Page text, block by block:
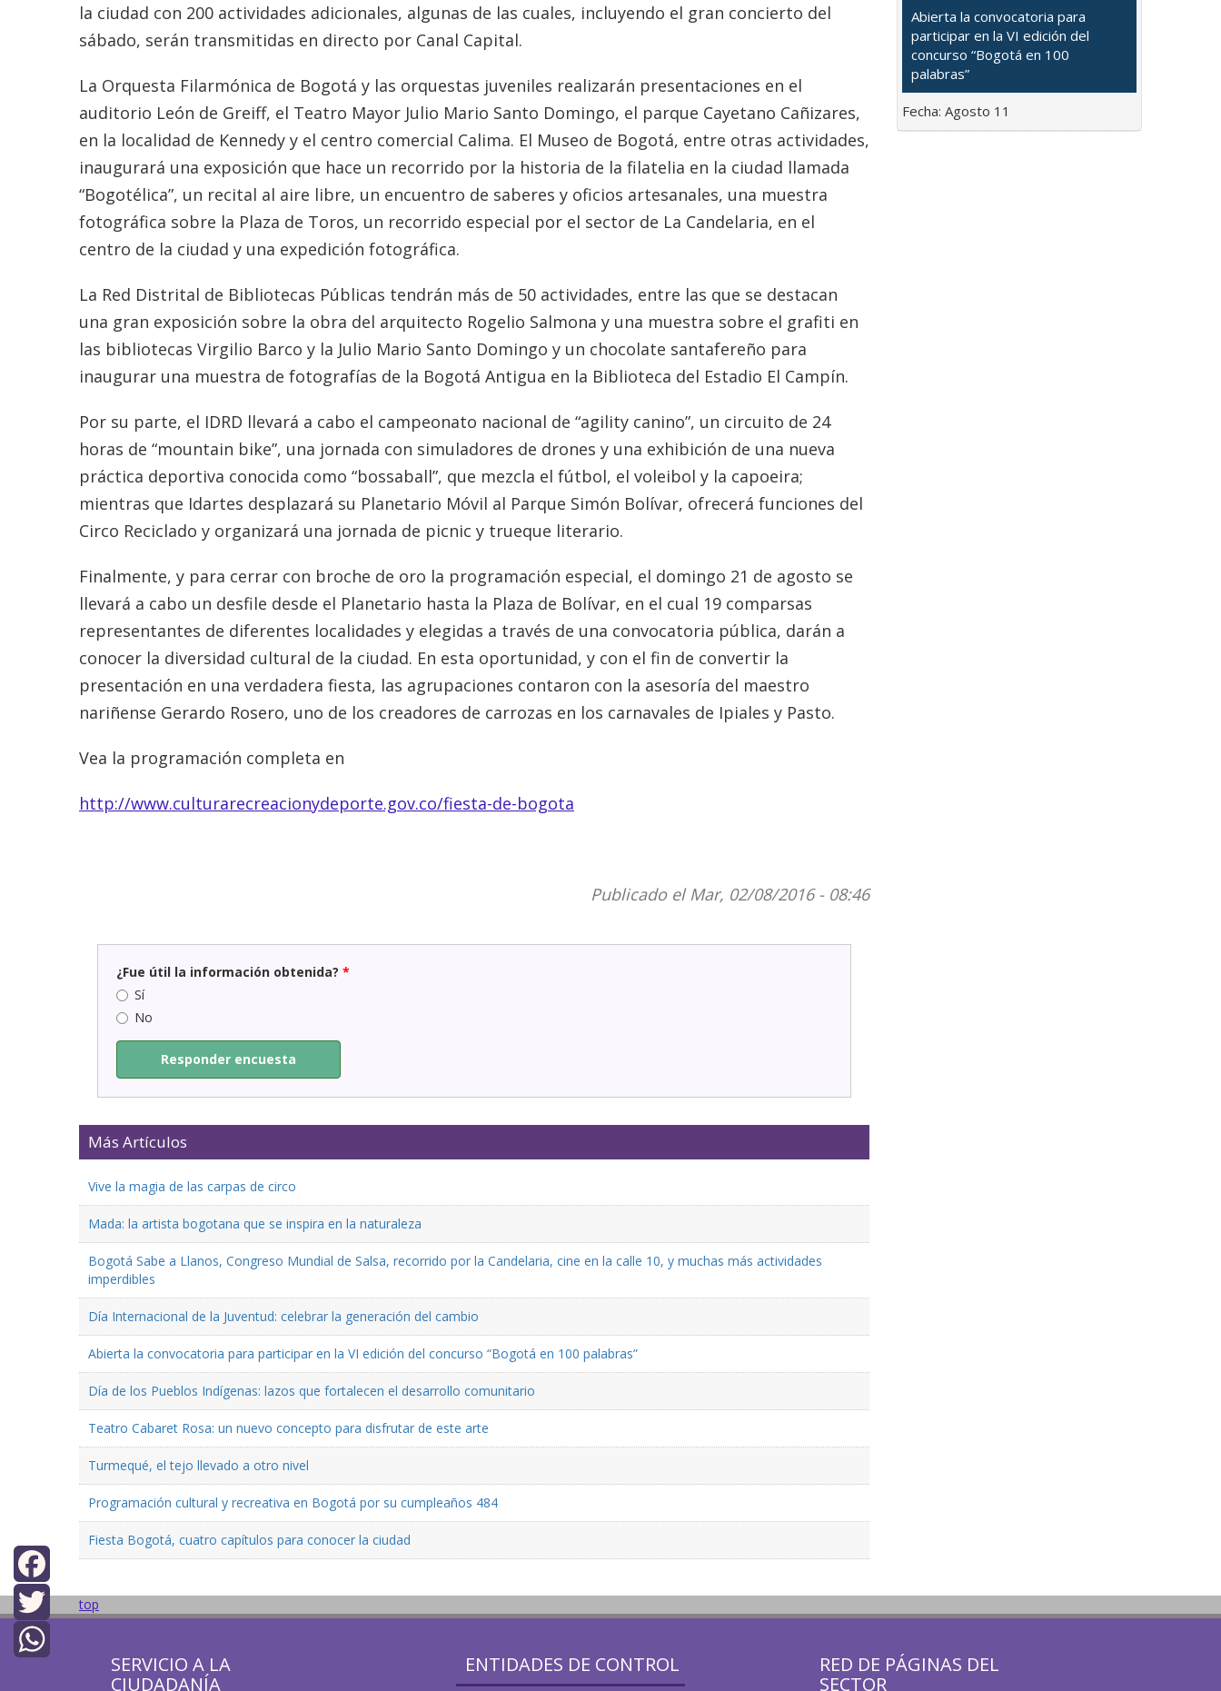
la ciudad con 200 actividades adicionales, algunas de las cuales, incluyendo el gran concierto del
sábado, serán transmitidas en directo por Canal Capital.
La Orquesta Filarmónica de Bogotá y las orquestas juveniles realizarán presentaciones en el
auditorio León de Greiff, el Teatro Mayor Julio Mario Santo Domingo, el parque Cayetano Cañizares,
en la localidad de Kennedy y el centro comercial Calima. El Museo de Bogotá, entre otras actividades,
inaugurará una exposición que hace un recorrido por la historia de la filatelia en la ciudad llamada
“Bogotélica”, un recital al aire libre, un encuentro de saberes y oficios artesanales, una muestra
fotográfica sobre la Plaza de Toros, un recorrido especial por el sector de La Candelaria, en el
centro de la ciudad y una expedición fotográfica.
La Red Distrital de Bibliotecas Públicas tendrán más de 50 actividades, entre las que se destacan
una gran exposición sobre la obra del arquitecto Rogelio Salmona y una muestra sobre el grafiti en
las bibliotecas Virgilio Barco y la Julio Mario Santo Domingo y un chocolate santafereño para
inaugurar una muestra de fotografías de la Bogotá Antigua en la Biblioteca del Estadio El Campín.
Por su parte, el IDRD llevará a cabo el campeonato nacional de “agility canino”, un circuito de 24
horas de “mountain bike”, una jornada con simuladores de drones y una exhibición de una nueva
práctica deportiva conocida como “bossaball”, que mezcla el fútbol, el voleibol y la capoeira;
mientras que Idartes desplazará su Planetario Móvil al Parque Simón Bolívar, ofrecerá funciones del
Circo Reciclado y organizará una jornada de picnic y trueque literario.
Finalmente, y para cerrar con broche de oro la programación especial, el domingo 21 de agosto se
llevará a cabo un desfile desde el Planetario hasta la Plaza de Bolívar, en el cual 19 comparsas
representantes de diferentes localidades y elegidas a través de una convocatoria pública, darán a
conocer la diversidad cultural de la ciudad. En esta oportunidad, y con el fin de convertir la
presentación en una verdadera fiesta, las agrupaciones contaron con la asesoría del maestro
nariñense Gerardo Rosero, uno de los creadores de carrozas en los carnavales de Ipiales y Pasto.
Vea la programación completa en
http://www.culturarecreacionydeporte.gov.co/fiesta-de-bogota
Publicado el Mar, 02/08/2016 - 08:46
Facebook
Twitter
¿Fue útil la información obtenida? *
Sí
No
Responder encuesta
Más Artículos
Vive la magia de las carpas de circo
Mada: la artista bogotana que se inspira en la naturaleza
Bogotá Sabe a Llanos, Congreso Mundial de Salsa, recorrido por la Candelaria, cine en la calle 10, y muchas más actividades
imperdibles
Día Internacional de la Juventud: celebrar la generación del cambio
Abierta la convocatoria para participar en la VI edición del concurso “Bogotá en 100 palabras”
Día de los Pueblos Indígenas: lazos que fortalecen el desarrollo comunitario
Teatro Cabaret Rosa: un nuevo concepto para disfrutar de este arte
Turmequé, el tejo llevado a otro nivel
Programación cultural y recreativa en Bogotá por su cumpleaños 484
Fiesta Bogotá, cuatro capítulos para conocer la ciudad
Abierta la convocatoria para
participar en la VI edición del
concurso “Bogotá en 100
palabras”
Fecha: Agosto 11
top
SERVICIO A LA
CIUDADANÍA
ENTIDADES DE CONTROL
RED DE PÁGINAS DEL
SECTOR